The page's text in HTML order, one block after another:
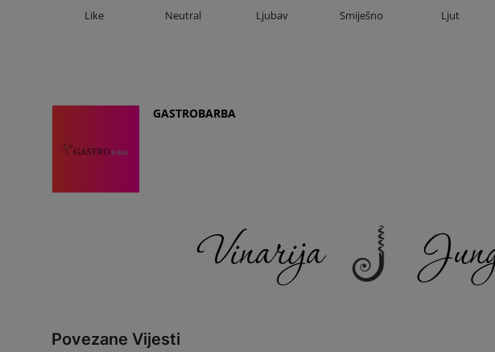
Like Neutral Ljubav Smiješno Ljut
GASTROBARBA
Povezane Vijesti